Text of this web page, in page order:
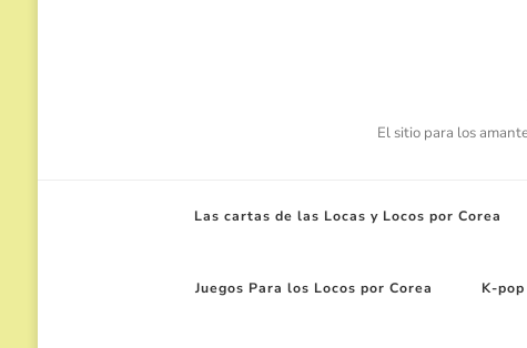
El sitio para los
Las cartas de las Locas y Locos por Corea
Juegos Para los Locos por Corea K-pop